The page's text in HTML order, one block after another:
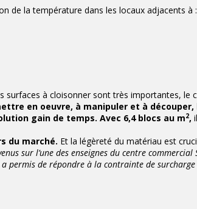
de la température dans les locaux adjacents à :
surfaces à cloisonner sont très importantes, le
en oeuvre, à manipuler et à
gain de temps. Avec 6,4 blocs au m2,
du marché. Et la légèreté du matériau est
sur l’une des enseignes du centre
a permis de répondre à la contrainte de